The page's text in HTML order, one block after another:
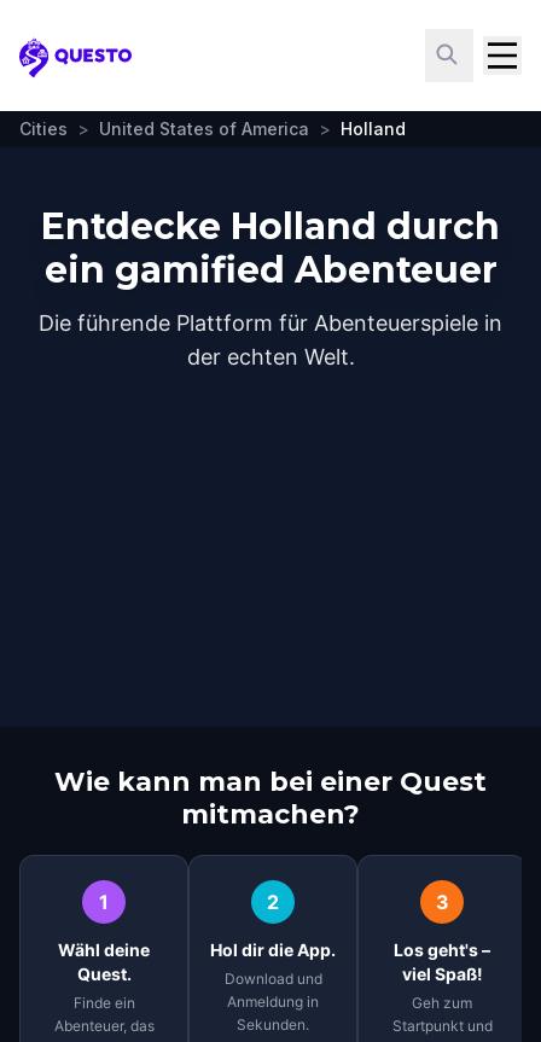
Questo
Cities > United States of America > Holland
Entdecke Holland durch
ein gamified Abenteuer
Die führende Plattform für Abenteuerspiele in
der echten Welt.
Wie kann man bei einer Quest
mitmachen?
1
Wähl deine
Quest.
Finde ein
Abenteuer, das
2
Hol dir die App.
Download und
Anmeldung in
Sekunden.
3
Los geht's –
viel Spaß!
Geh zum
Startpunkt und